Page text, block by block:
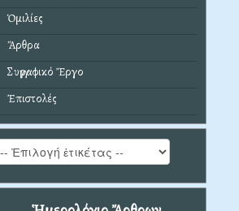
Ὁμιλίες
Ἄρθρα
Συγγραφικό Ἔργο
Ἐπιστολές